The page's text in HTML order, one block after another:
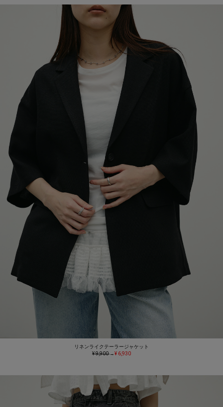
リネンライクテーラージャケット
¥ 9,900→¥ 6,930